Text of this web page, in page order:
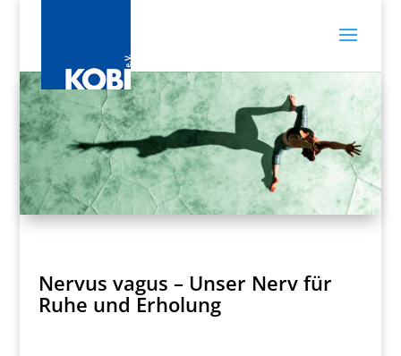
Nervus vagus – Unser Nerv für
Ruhe und Erholung